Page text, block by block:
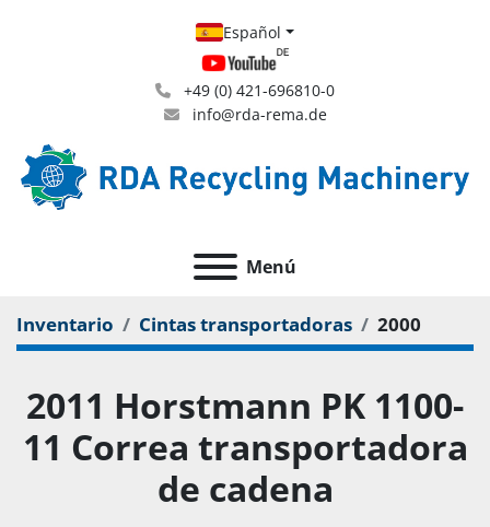
+49 (0) 421-696810-0
info@rda-rema.de
Español
Menú
Inventario Cintas transportadoras 2000
2011 Horstmann PK 1100-
11 Correa transportadora
de cadena